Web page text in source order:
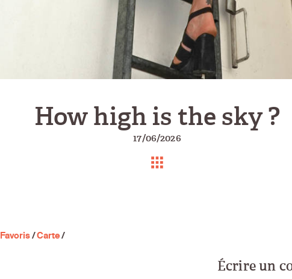
How high is the sky ?
17/06/2026
Favoris/Carte/
Écrire un